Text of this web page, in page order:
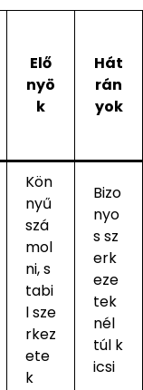
Elő
nyö
k
Hát
rán
yok
Kön
nyű
szá
mol
ni, s
tabi
l sze
rkez
ete
k
Bizo
nyo
s sz
erk
eze
tek
nél
túl k
icsi